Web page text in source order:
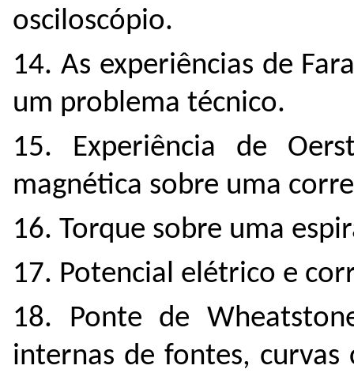
osciloscópio.
14. As experiências de
um problema técnico.
15. Experiência de
magnética sobre uma
16. Torque sobre uma
17. Potencial elétrico e
18. Ponte de
internas de fontes,